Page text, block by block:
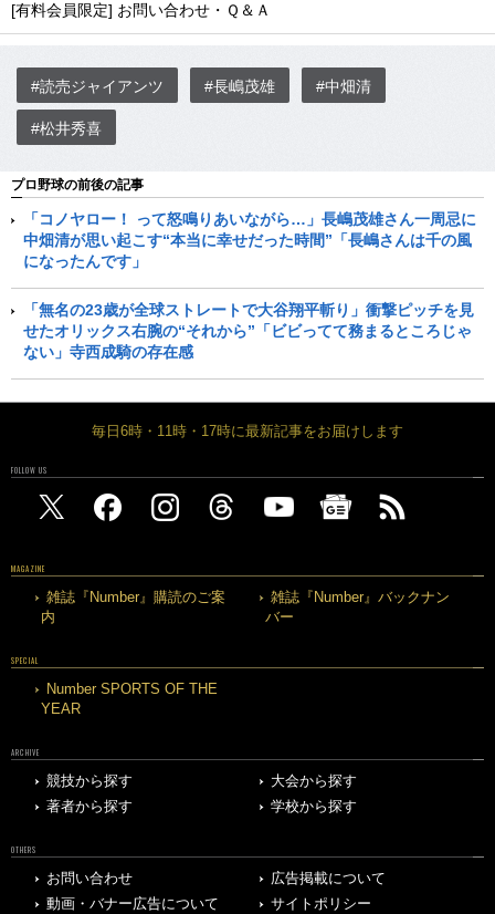
[有料会員限定] お問い合わせ・Ｑ＆Ａ
#読売ジャイアンツ #長嶋茂雄 #中畑清
#松井秀喜
プロ野球の前後の記事
「コノヤロー！ って怒鳴りあいながら…」長嶋茂雄さん一周忌に
中畑清が思い起こす“本当に幸せだった時間”「長嶋さんは千の風
になったんです」
「無名の23歳が全球ストレートで大谷翔平斬り」衝撃ピッチを見
せたオリックス右腕の“それから”「ビビってて務まるところじゃ
ない」寺西成騎の存在感
毎日6時・11時・17時に最新記事をお届けします
FOLLOW US
MAGAZINE
雑誌『Number』購読のご案
内
雑誌『Number』バックナン
バー
SPECIAL
Number SPORTS OF THE
YEAR
ARCHIVE
競技から探す
大会から探す
著者から探す
学校から探す
OTHERS
お問い合わせ
広告掲載について
動画・バナー広告について
サイトポリシー